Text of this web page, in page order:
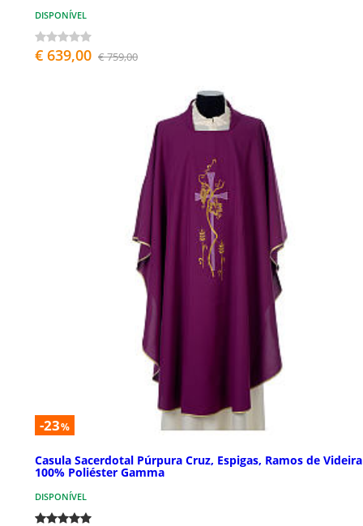
DISPONÍVEL
€ 639,00 € 759,00
-23%
Casula Sacerdotal Púrpura Cruz, Espigas, Ramos de Videira
100% Poliéster Gamma
DISPONÍVEL